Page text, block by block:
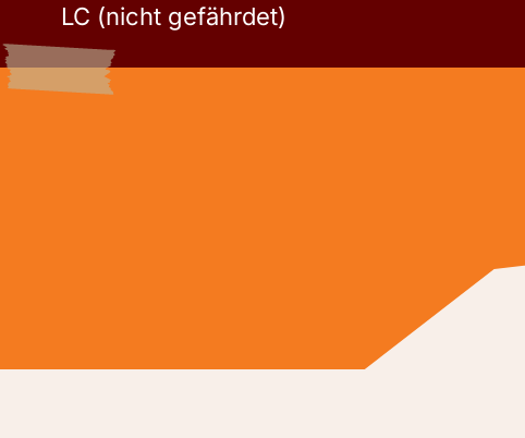
LC (nicht gefährdet)